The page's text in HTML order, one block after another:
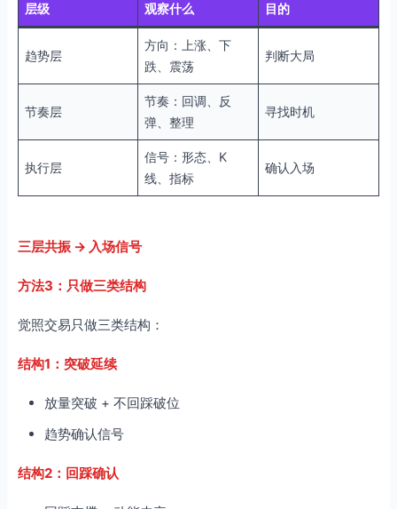
层级 观察什么 目的
趋势层
方向：上涨、下
跌、震荡
判断大局
节奏层
节奏：回调、反
弹、整理
寻找时机
执行层
信号：形态、K
线、指标
确认入场
三层共振 → 入场信号
方法3：只做三类结构
觉照交易只做三类结构：
结构1：突破延续
放量突破 + 不回踩破位
趋势确认信号
结构2：回踩确认